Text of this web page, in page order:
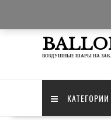
content
ВОЗДУШНЫЕ ШАРЫ НА